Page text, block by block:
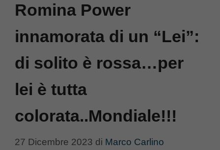
Romina Power
innamorata di un “Lei”:
di solito è rossa…per
lei è tutta
colorata..Mondiale!!!
27 Dicembre 2023 di Marco Carlino